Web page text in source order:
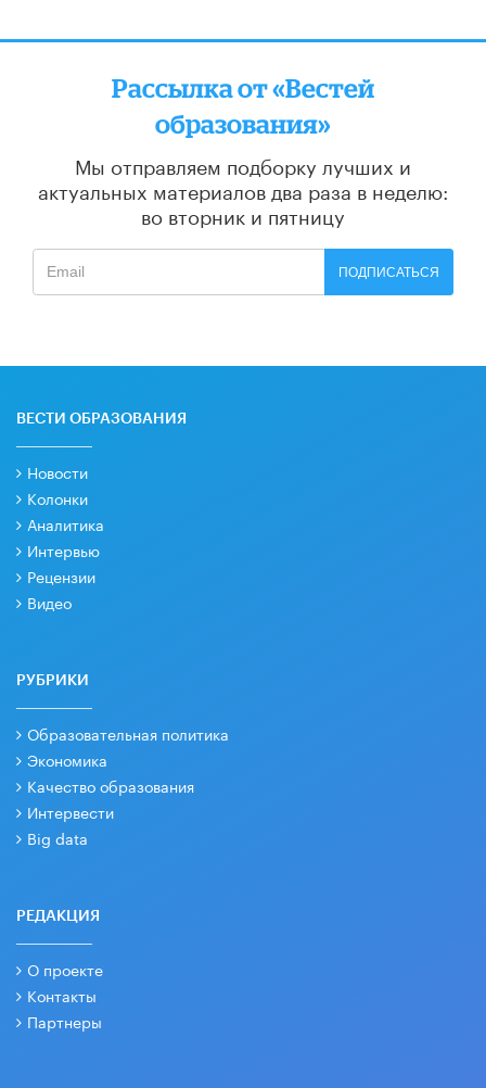
Рассылка от «Вестей
образования»
Мы отправляем подборку лучших и
актуальных материалов два раза в неделю:
во вторник и пятницу
ПОДПИСАТЬСЯ
ВЕСТИ ОБРАЗОВАНИЯ
Новости
Колонки
Аналитика
Интервью
Рецензии
Видео
РУБРИКИ
Образовательная политика
Экономика
Качество образования
Интервести
Big data
РЕДАКЦИЯ
О проекте
Контакты
Партнеры